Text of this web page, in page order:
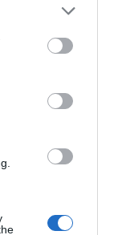
ή η διακοπή
τι είπε